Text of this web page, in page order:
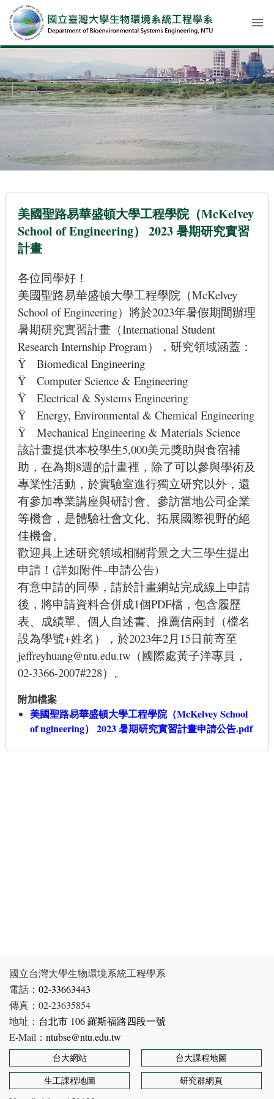
menu
美國聖路易華盛頓大學工程學院（McKelvey
School of Engineering） 2023 暑期研究實習
計畫
各位同學好！
美國聖路易華盛頓大學工程學院（McKelvey
School of Engineering）將於2023年暑假期間辦理
暑期研究實習計畫 （International Student
Research Internship Program），研究領域涵蓋：
Ÿ Biomedical Engineering
Ÿ Computer Science & Engineering
Ÿ Electrical & Systems Engineering
Ÿ Energy, Environmental & Chemical Engineering
Ÿ Mechanical Engineering & Materials Science
該計畫提供本校學生5,000美元獎助與食宿補
助，在為期8週的計畫裡，除了可以參與學術及
專業性活動，於實驗室進行獨立研究以外，還
有參加專業講座與研討會、參訪當地公司企業
等機會，是體驗社會文化、拓展國際視野的絕
佳機會。
歡迎具上述研究領域相關背景之大三學生提出
申請！(詳如附件–申請公告)
有意申請的同學，請於計畫網站完成線上申請
後，將申請資料合併成1個PDF檔，包含履歷
表、成績單、個人自述書、推薦信兩封（檔名
設為學號+姓名），於2023年2月15日前寄至
jeffreyhuang@ntu.edu.tw （國際處黃子洋專員，
02-3366-2007#228）。
附加檔案
美國聖路易華盛頓大學工程學院（McKelvey School
of ngineering） 2023 暑期研究實習計畫申請公告.pdf
國立台灣大學生物環境系統工程學系
電話： 02-33663443
傳真：02-23635854
地址： 台北市 106 羅斯福路四段一號
E-Mail： ntubse@ntu.edu.tw
台大網站
台大課程地圖
生工課程地圖
研究群網頁